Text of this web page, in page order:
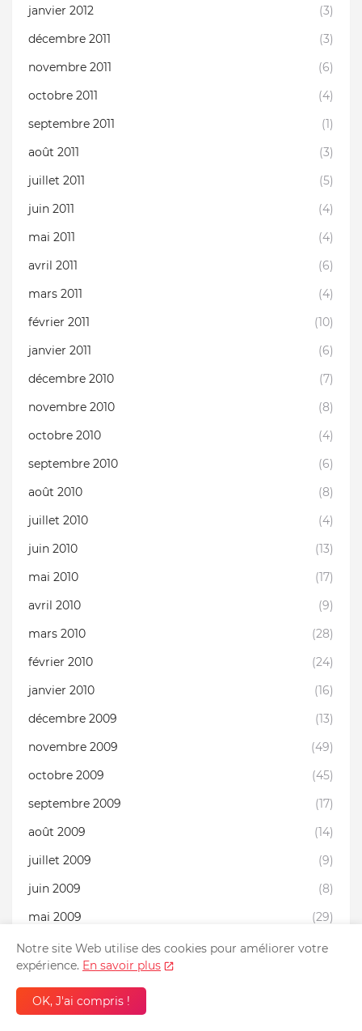
janvier 2012
(3)
décembre 2011
(3)
novembre 2011
(6)
octobre 2011
(4)
septembre 2011
(1)
août 2011
(3)
juillet 2011
(5)
juin 2011
(4)
mai 2011
(4)
avril 2011
(6)
mars 2011
(4)
février 2011
(10)
janvier 2011
(6)
décembre 2010
(7)
novembre 2010
(8)
octobre 2010
(4)
septembre 2010
(6)
août 2010
(8)
juillet 2010
(4)
juin 2010
(13)
mai 2010
(17)
avril 2010
(9)
mars 2010
(28)
février 2010
(24)
janvier 2010
(16)
décembre 2009
(13)
novembre 2009
(49)
octobre 2009
(45)
septembre 2009
(17)
août 2009
(14)
juillet 2009
(9)
juin 2009
(8)
mai 2009
(29)
avril 2009
(21)
mars 2009
février 2009
Notre site Web utilise des cookies pour améliorer votre
expérience. En savoir plus
OK, J'ai compris !